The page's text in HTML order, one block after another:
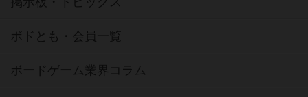
ボドとも・会員一覧
ボードゲーム業界コラム